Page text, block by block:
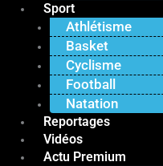
Sport
Athlétisme
Basket
Cyclisme
Football
Natation
Reportages
Vidéos
Actu Premium